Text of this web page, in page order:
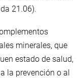
21.06).
minerales, que
estado de salud,
la prevención o al